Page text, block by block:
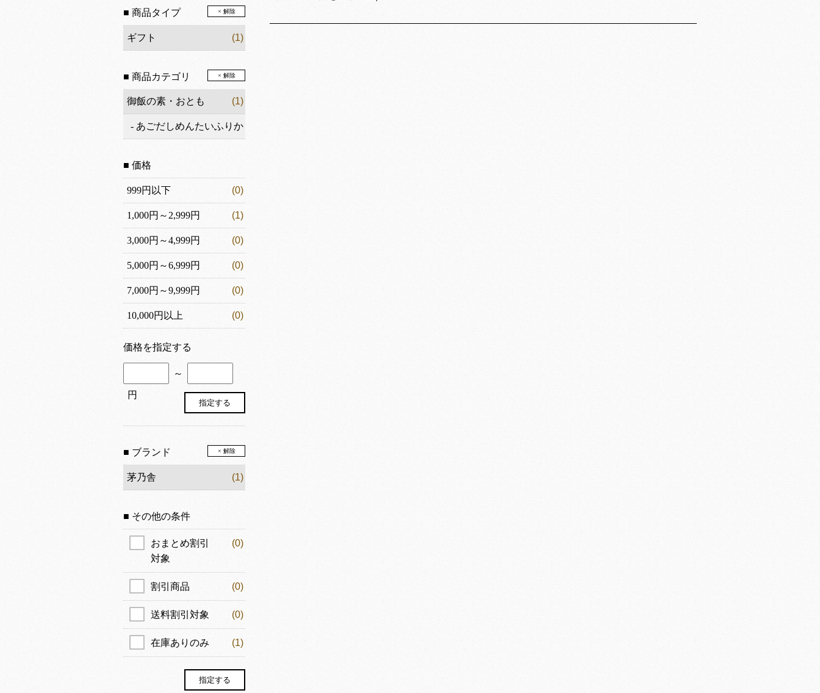
■ 商品タイプ × 解除
ギフト (1)
■ 商品カテゴリ × 解除
御飯の素・おとも (1)
- あごだしめんたいふりか
■ 価格
999円以下 (0)
1,000円～2,999円 (1)
3,000円～4,999円 (0)
5,000円～6,999円 (0)
7,000円～9,999円 (0)
10,000円以上 (0)
価格を指定する
～
円
■ ブランド × 解除
茅乃舎 (1)
■ その他の条件
おまとめ割引
対象
(0)
割引商品 (0)
送料割引対象 (0)
在庫ありのみ (1)